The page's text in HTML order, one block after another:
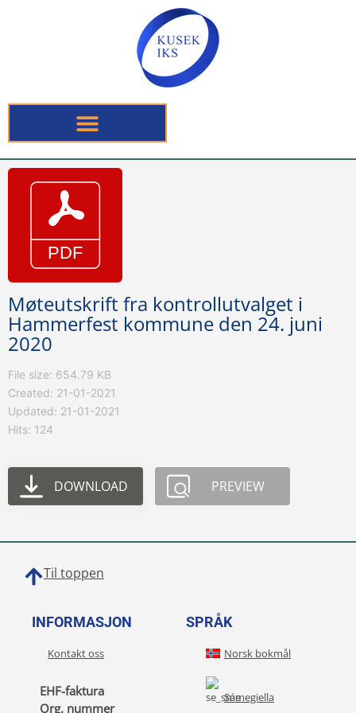
Møteutskrift fra kontrollutvalget i
Hammerfest kommune den 24. juni
2020
File size: 654.79 KB
Created: 21-01-2021
Updated: 21-01-2021
Hits: 124
DOWNLOAD PREVIEW
Til toppen
INFORMASJON
Kontakt oss
EHF-faktura
Org. nummer
SPRÅK
Norsk bokmål
Sámegiella